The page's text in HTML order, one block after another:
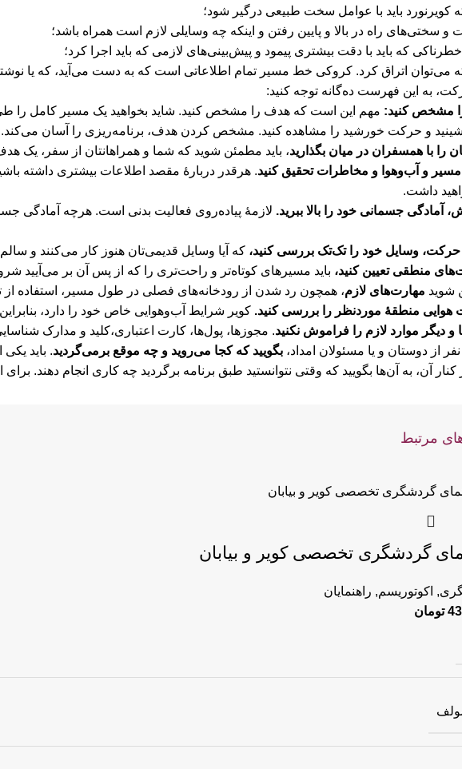
به این فهرست ده‌گانه توجه کنید:
مشخص کنید: مهم این است که هدف را مشخص کنید. شاید بخواهید یک مسیر کامل را طی
و حرکت خورشید را مشاهده کنید. مشخص کردن هدف، برنامه‌ریزی را آسان می‌کند.
را با همسفران در میان بگذارید، باید مطمئن شوید که شما و همراهانتان از سفر، یک
مسیر و آب‌وهوا و مخاطرات تحقیق کنید. هرقدر دربارۀ مقصد اطلاعات بیشتری داشته
داشت.
آمادگی جسمانی خود را بالا ببرید. لازمۀ پیاده‌روی فعالیت بدنی است. هرچه آمادگی
حرکت، وسایل خود را تک‌تک بررسی کنید، که آیا وسایل قدیمی‌تان هنوز کار می‌کنند و
منطقی تعیین کنید، باید مسیرهای کوتاه‌تر و راحت‌تری را که از پس آن بر می‌آیید
مهارت‌های لازم، همچون رد شدن از رودخانه‌های فصلی در طول مسیر، استفاده از
منطقۀ موردنظر را بررسی کنید. کویر شرایط آب‌وهوایی خاص خود را دارد،
و دیگر موارد لازم را فراموش نکنید. مجوزها، پول‌ها، کارت اعتباری،کلید و مدارک
بگویید که کجا می‌روید و چه موقع برمی‌گردید. باید یکی
آن، به آن‌ها بگویید که وقتی نتوانستید طبق برنامه برگردید چه کاری انجام دهند. برای
مرتبط
گردشگری تخصصی کویر و بیابان
, اکوتوریسم, راهنمایان
تومان